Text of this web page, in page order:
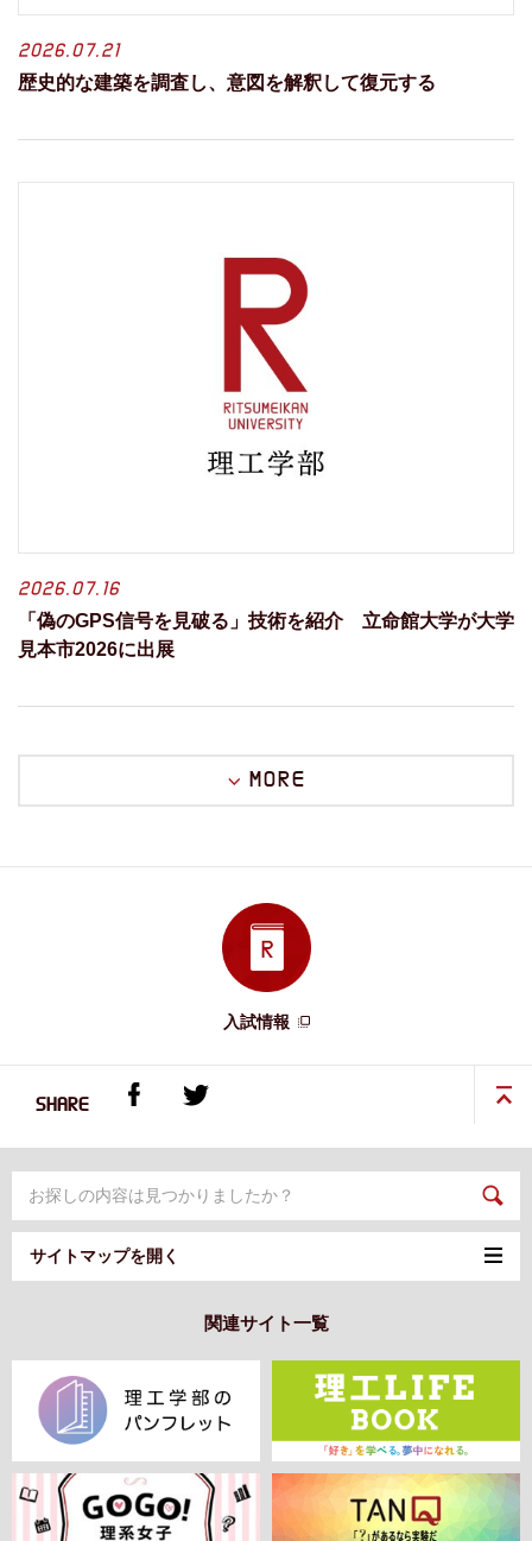
2026.07.21
歴史的な建築を調査し、意図を解釈して復元する
2026.07.16
「偽のGPS信号を見破る」技術を紹介 立命館大学が大学
見本市2026に出展
MORE
入試情報
SHARE
サイトマップを開く
関連サイト一覧